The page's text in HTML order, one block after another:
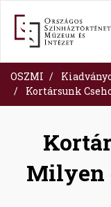
content
OSZMI
Kortársunk
Milyen